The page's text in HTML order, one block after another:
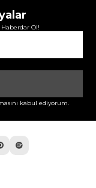
Haberdar Ol!
kabul ediyorum.